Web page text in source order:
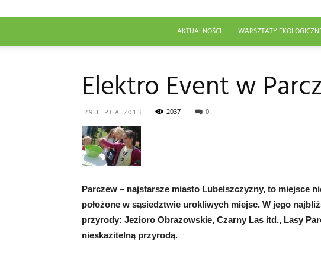
AKTUALNOŚCI WARSZTATY
Elektro Event w
29 LIPCA 2013 2037 0
Parczew – najstarsze miasto Lubelszczyzny, to miejsce
położone w sąsiedztwie urokliwych miejsc. W jego
przyrody: Jezioro Obrazowskie, Czarny Las itd., Lasy
nieskazitelną przyrodą.